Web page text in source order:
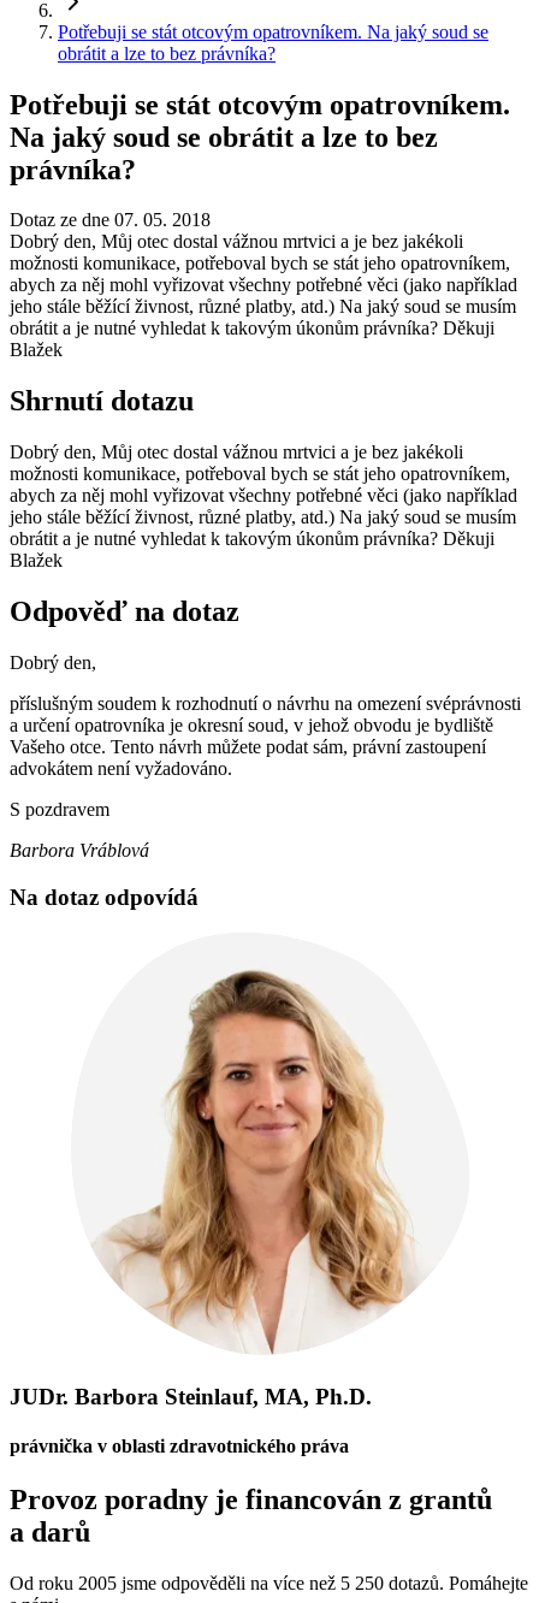
Potřebuji se stát otcovým opatrovníkem. Na jaký soud se
obrátit a lze to bez právníka?
Potřebuji se stát otcovým opatrovníkem.
Na jaký soud se obrátit a lze to bez
právníka?
Dotaz ze dne 07. 05. 2018
Dobrý den, Můj otec dostal vážnou mrtvici a je bez jakékoli
možnosti komunikace, potřeboval bych se stát jeho opatrovníkem,
abych za něj mohl vyřizovat všechny potřebné věci (jako například
jeho stále běžící živnost, různé platby, atd.) Na jaký soud se musím
obrátit a je nutné vyhledat k takovým úkonům právníka? Děkuji
Blažek
Shrnutí dotazu
Dobrý den, Můj otec dostal vážnou mrtvici a je bez jakékoli
možnosti komunikace, potřeboval bych se stát jeho opatrovníkem,
abych za něj mohl vyřizovat všechny potřebné věci (jako například
jeho stále běžící živnost, různé platby, atd.) Na jaký soud se musím
obrátit a je nutné vyhledat k takovým úkonům právníka? Děkuji
Blažek
Odpověď na dotaz
Dobrý den,
příslušným soudem k rozhodnutí o návrhu na omezení svéprávnosti
a určení opatrovníka je okresní soud, v jehož obvodu je bydliště
Vašeho otce. Tento návrh můžete podat sám, právní zastoupení
advokátem není vyžadováno.
S pozdravem
Barbora Vráblová
Na dotaz odpovídá
JUDr. Barbora Steinlauf, MA, Ph.D.
právnička v oblasti zdravotnického práva
Provoz poradny je financován z grantů
a darů
Od roku 2005 jsme odpověděli na více než 5 250 dotazů. Pomáhejte